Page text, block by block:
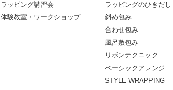
ラッピング講習会
体験教室・ワークショップ
ラッピングのひきだし
斜め包み
合わせ包み
風呂敷包み
リボンテクニック
ベーシックアレンジ
STYLE WRAPPING